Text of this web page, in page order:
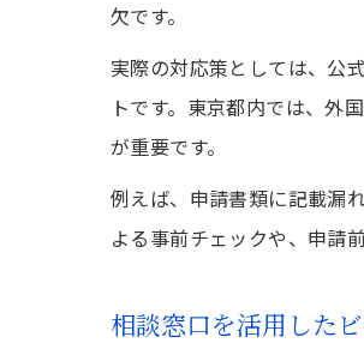
欠です。
実際の対応策としては、公
トです。東京都内では、外
が重要です。
例えば、申請書類に記載漏
よる事前チェックや、申請
相談窓口を活用した